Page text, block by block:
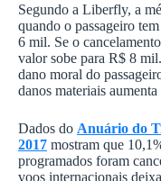
Segundo a Liberfly, a
quando o passageiro
6 mil. Se o
valor sobe para R$ 8
dano moral do
danos materiais
Dados do Anuário do
2017 mostram que
programados foram
voos internacionais